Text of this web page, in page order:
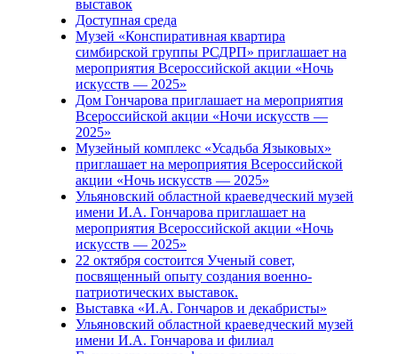
выставок
Доступная среда
Музей «Конспиративная квартира
симбирской группы РСДРП» приглашает на
мероприятия Всероссийской акции «Ночь
искусств — 2025»
Дом Гончарова приглашает на мероприятия
Всероссийской акции «Ночи искусств —
2025»
Музейный комплекс «Усадьба Языковых»
приглашает на мероприятия Всероссийской
акции «Ночь искусств — 2025»
Ульяновский областной краеведческий музей
имени И.А. Гончарова приглашает на
мероприятия Всероссийской акции «Ночь
искусств — 2025»
22 октября состоится Ученый совет,
посвященный опыту создания военно-
патриотических выставок.
Выставка «И.А. Гончаров и декабристы»
Ульяновский областной краеведческий музей
имени И.А. Гончарова и филиал